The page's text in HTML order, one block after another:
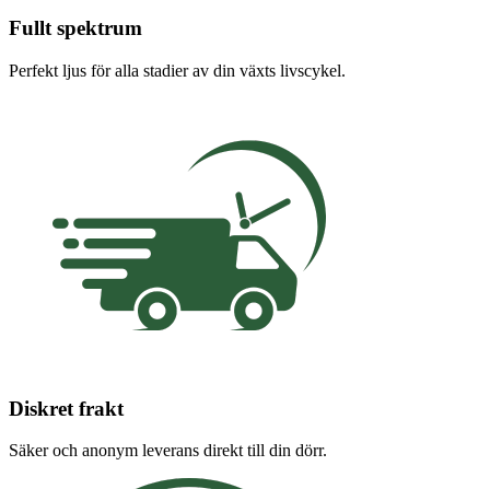
Fullt spektrum
Perfekt ljus för alla stadier av din växts livscykel.
Diskret frakt
Säker och anonym leverans direkt till din dörr.